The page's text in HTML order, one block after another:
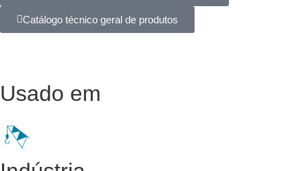
Catálogo técnico geral de produtos
Usado em